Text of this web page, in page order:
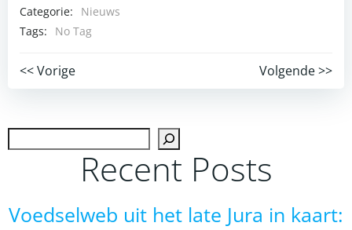
Categorie:
Nieuws
Tags:
No Tag
Post
navigation
<< Vorige
Post
navigation
Volgende >>
Recent Posts
Voedselweb uit het late Jura in kaart: